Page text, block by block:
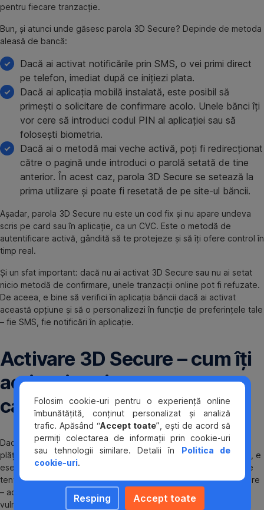
pentru fiecare tranzacție.
Bun, și atunci unde găsesc parola 3D Secure? Depinde de metoda
aleasă de bancă:
Dacă ai activat notificările prin SMS, o vei primi direct
pe telefon, imediat după ce inițiezi plata.
Dacă ai aplicația mobilă instalată, este posibil să
primești o solicitare de confirmare acolo. Unele bănci îți
vor cere să introduci codul PIN al aplicației sau să
folosești biometria.
Dacă ai o metodă mai veche activă, poți fi redirecționat
către o pagină unde introduci o parolă setată de tine
anterior. În acest caz, parola 3D Secure se setează la
prima utilizare și poate fi resetată de pe site-ul băncii.
Așadar, parola 3D Secure nu este un cod fix și nu apare undeva
scris pe card sau în aplicație, ca un CVC. Este o metodă de
autentificare activă, gândită să te protejeze și să îți ofere control în
timp real.
Și un sfat important: dacă nu ai activat 3D Secure sau nu ai setat
nicio metodă de confirmare, unele tranzacții online pot fi refuzate.
De aceea, e bine să verifici în aplicația băncii dacă ai activat
această opțiune și să o personalizezi în funcție de preferințele tale
– fie SMS, fie notificări în aplicație.
Activare 3D Secure – cum îți
activezi opțiunea pentru
card
Dacă ai ajuns în punctul în care folosești cardul frecvent pentru
plăți online, fie că e vorba de shopping, abonamente sau facturi, e
esențial să ai activat sistemul de siguranță care te protejează de
tentativele de fraudă. Vorbim, desigur, despre activare 3D Secure
– acel pas care face diferența între o plată sigură și una
vulnerabilă.
Folosim cookie-uri pentru o experiență online
îmbunătățită, conținut personalizat și analiză
trafic. Apăsând “Accept toate”, ești de acord să
permiți colectarea de informații prin cookie-uri
sau tehnologii similare. Detalii în Politica de
cookie-uri.
Resping Accept toate